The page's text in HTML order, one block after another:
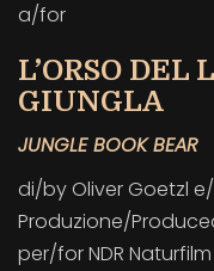
a/for
L’ORSO DEL
GIUNGLA
JUNGLE BOOK BEAR
di/by Oliver Goetzl
Produzione/
per/for NDR